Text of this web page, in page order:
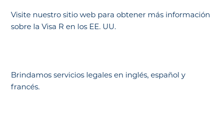
Visite nuestro sitio web para obtener más información
sobre la Visa R en los EE. UU.
Brindamos servicios legales en inglés, español y
francés.